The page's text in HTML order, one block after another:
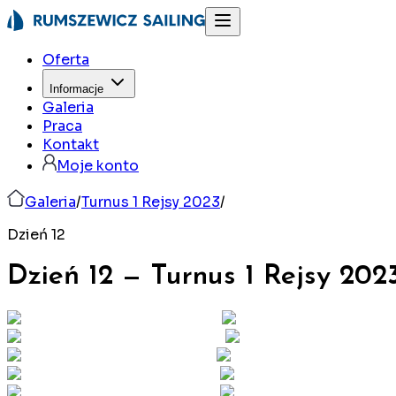
Oferta
Informacje
Galeria
Praca
Kontakt
Moje konto
Galeria/Turnus 1 Rejsy 2023/
Dzień 12
Dzień 12 — Turnus 1 Rejsy